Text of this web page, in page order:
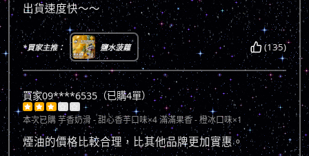
出貨速度快～～
*買家主推： 鹽水菠蘿 (135)
買家09****6535（已購4單）
    
本次已購芋香奶滑 - 甜心香芋口味×4 滿滿果香 - 橙冰口味×1
煙油的價格比較合理，比其他品牌更加實惠。